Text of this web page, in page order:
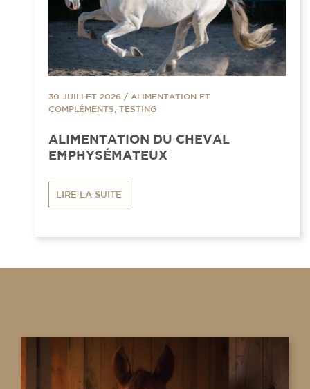
30 JUILLET 2026 / ALIMENTATION ET
COMPLÉMENTS, TESTING
ALIMENTATION DU CHEVAL
EMPHYSÉMATEUX
LIRE LA SUITE